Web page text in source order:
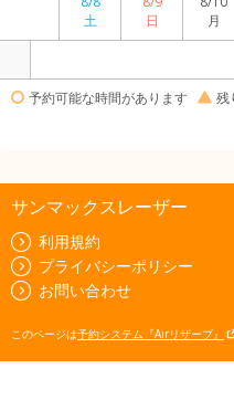
土
日
月
予約可能な時間があります 残
サンマックスレーザー
利用規約
プライバシーポリシー
お問い合わせ
このページは予約システム『Airリザーブ』